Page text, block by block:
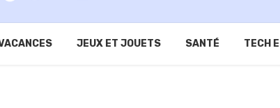
JEUX ET JOUETS SANTÉ TECH